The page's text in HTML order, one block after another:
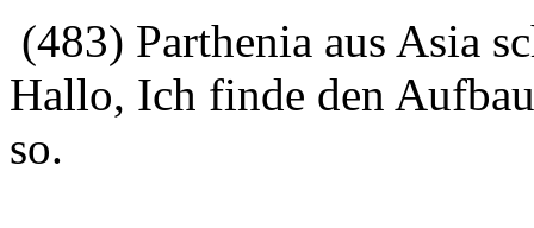
(483) Parthenia aus Asia
Hallo, Ich finde den
so.